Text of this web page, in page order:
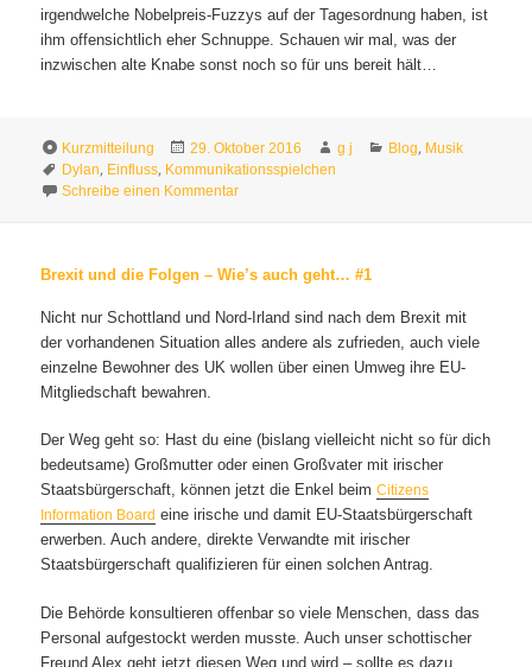
irgendwelche Nobelpreis-Fuzzys auf der Tagesordnung haben, ist
ihm offensichtlich eher Schnuppe. Schauen wir mal, was der
inzwischen alte Knabe sonst noch so für uns bereit hält…
Format
Kurzmitteilung
Veröffentlicht
am
29. Oktober 2016 Autor
g j Kategorien
Blog, Musik
Schlagwörter
Dylan, Einfluss, Kommunikationsspielchen
Schreibe einen Kommentarzu Dylan & ich
Brexit und die Folgen – Wie’s auch geht… #1
Nicht nur Schottland und Nord-Irland sind nach dem Brexit mit
der vorhandenen Situation alles andere als zufrieden, auch viele
einzelne Bewohner des UK wollen über einen Umweg ihre EU-
Mitgliedschaft bewahren.
Der Weg geht so: Hast du eine (bislang vielleicht nicht so für dich
bedeutsame) Großmutter oder einen Großvater mit irischer
Staatsbürgerschaft, können jetzt die Enkel beimCitizens
Information Board eine irische und damit EU-Staatsbürgerschaft
erwerben. Auch andere, direkte Verwandte mit irischer
Staatsbürgerschaft qualifizieren für einen solchen Antrag.
Die Behörde konsultieren offenbar so viele Menschen, dass das
Personal aufgestockt werden musste. Auch unser schottischer
Freund Alex geht jetzt diesen Weg und wird – sollte es dazu